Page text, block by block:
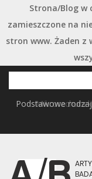
Strona/Blog w
zamieszczone na
stron www. Żaden z
Przejdź
do
treściPodstawowe